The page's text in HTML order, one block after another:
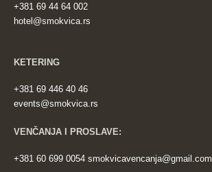
+381 69 44 64 002
hotel@smokvica.rs
KETERING
+381 69 446 40 46
events@smokvica.rs
VENČANJA I PROSLAVE:
+381 60 699 0054 smokvicavencanja@gmail.com